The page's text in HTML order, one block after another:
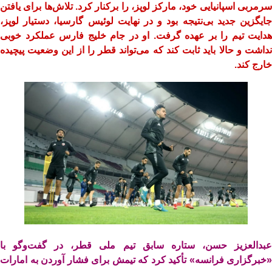
سرمربی اسپانیایی خود، مارکز لوپز، را برکنار کرد. تلاش‌ها برای یافتن
جایگزین جدید بی‌نتیجه بود و در نهایت لوئیس گارسیا، دستیار لوپز،
هدایت تیم را بر عهده گرفت. او در جام خلیج فارس عملکرد خوبی
نداشت و حالا باید ثابت کند که می‌تواند قطر را از این وضعیت پیچیده
خارج کند.
عبدالعزیز حسن، ستاره سابق تیم ملی قطر، در گفت‌وگو با
«خبرگزاری فرانسه» تأکید کرد که تیمش برای فشار آوردن به امارات